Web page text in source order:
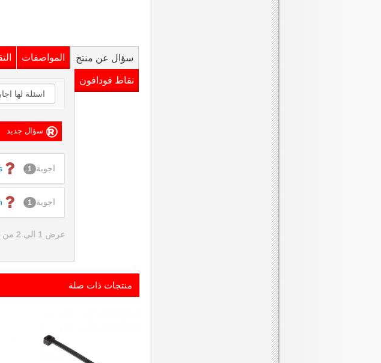
سؤال عن منتج المواصفات
نقاط فودافون
اجوبة 1
اجوبة 1
عرض 1 الى 2 من 2 (1 صفحات)
منتجات ذات صلة